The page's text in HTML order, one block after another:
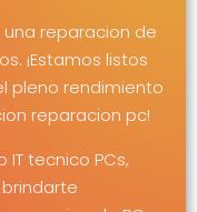
reparacion de
¡Estamos listos
pleno rendimiento
reparacion pc!
IT tecnico PCs,